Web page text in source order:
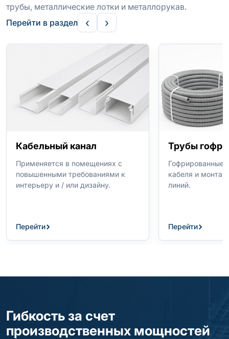
трубы, металлические лотки и металлорукав.
Перейти в раздел
‹ ›
Кабельный канал
Применяется в помещениях с
повышенными требованиями к
интерьеру и / или дизайну.
Перейти
Трубы
Гофрированные
кабеля и
линий.
Перейти
Гибкость за счет
производственных мощностей